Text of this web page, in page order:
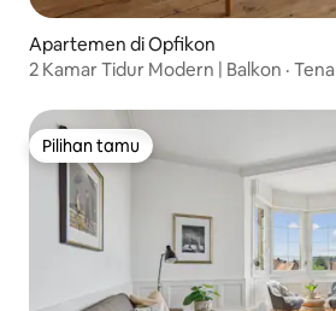
Apartemen di Opfikon
2 Kamar Tidur Modern | Balkon ·
Pilihan tamu
Pilihan tamu